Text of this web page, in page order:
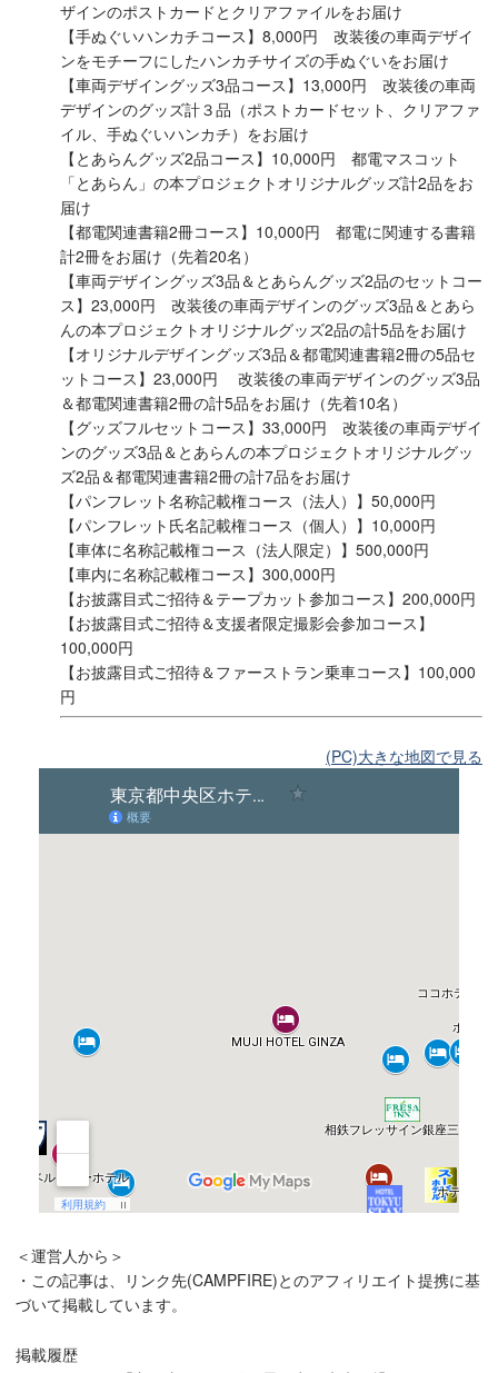
ザインのポストカードとクリアファイルをお届け
【手ぬぐいハンカチコース】8,000円 改装後の車両デザイ
ンをモチーフにしたハンカチサイズの手ぬぐいをお届け
【車両デザイングッズ3品コース】13,000円 改装後の車両
デザインのグッズ計３品（ポストカードセット、クリアファ
イル、手ぬぐいハンカチ）をお届け
【とあらんグッズ2品コース】10,000円 都電マスコット
「とあらん」の本プロジェクトオリジナルグッズ計2品をお
届け
【都電関連書籍2冊コース】10,000円 都電に関連する書籍
計2冊をお届け（先着20名）
【車両デザイングッズ3品＆とあらんグッズ2品のセットコー
ス】23,000円 改装後の車両デザインのグッズ3品＆とあら
んの本プロジェクトオリジナルグッズ2品の計5品をお届け
【オリジナルデザイングッズ3品＆都電関連書籍2冊の5品セ
ットコース】23,000円 改装後の車両デザインのグッズ3品
＆都電関連書籍2冊の計5品をお届け（先着10名）
【グッズフルセットコース】33,000円 改装後の車両デザイ
ンのグッズ3品＆とあらんの本プロジェクトオリジナルグッ
ズ2品＆都電関連書籍2冊の計7品をお届け
【パンフレット名称記載権コース（法人）】50,000円
【パンフレット氏名記載権コース（個人）】10,000円
【車体に名称記載権コース（法人限定）】500,000円
【車内に名称記載権コース】300,000円
【お披露目式ご招待＆テープカット参加コース】200,000円
【お披露目式ご招待＆支援者限定撮影会参加コース】
100,000円
【お披露目式ご招待＆ファーストラン乗車コース】100,000
円
(PC)大きな地図で見る
＜運営人から＞
・この記事は、リンク先(CAMPFIRE)とのアフィリエイト提携に基
づいて掲載しています。
掲載履歴